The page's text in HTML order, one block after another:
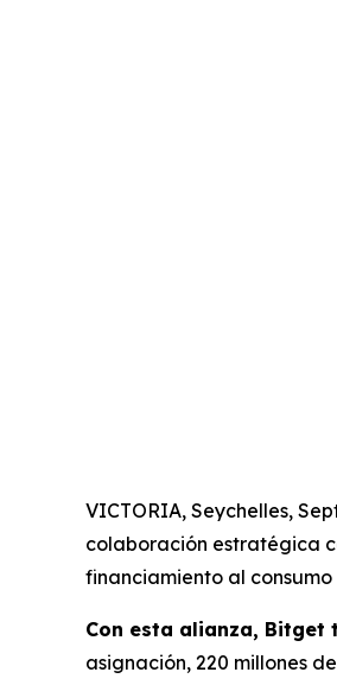
VICTORIA, Seychelles,
colaboración estratégica
financiamiento al
Con esta alianza, Bitget
asignación, 220 millones